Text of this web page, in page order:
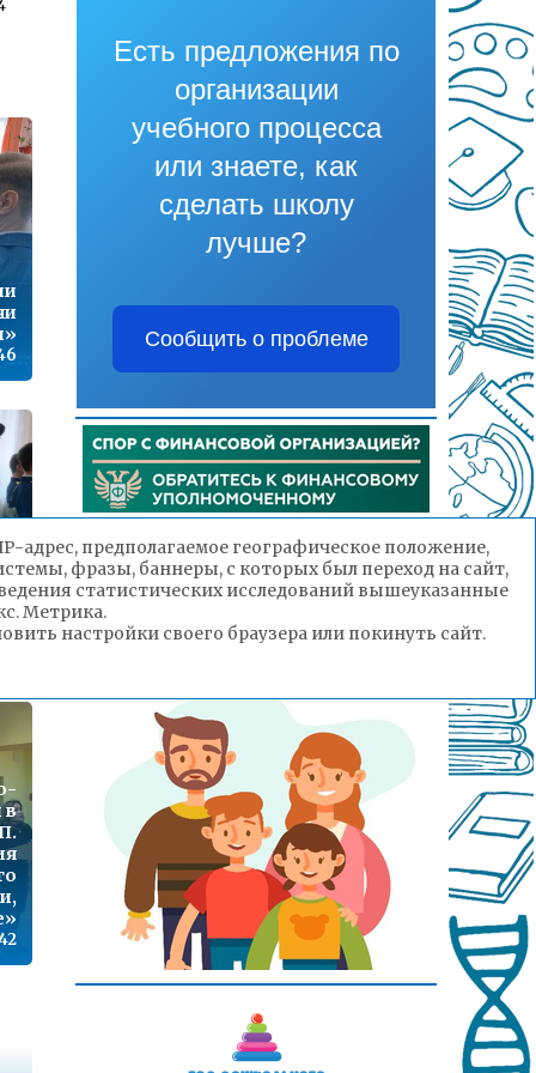
в
в
Есть предложения по
организации
учебного процесса
или знаете, как
сделать школу
лучше?
Сообщить о проблеме
адрес, предполагаемое географическое положение,
фразы, баннеры, с которых был переход на сайт,
статистических исследований вышеуказанные
Метрика.
настройки своего браузера или покинуть сайт.